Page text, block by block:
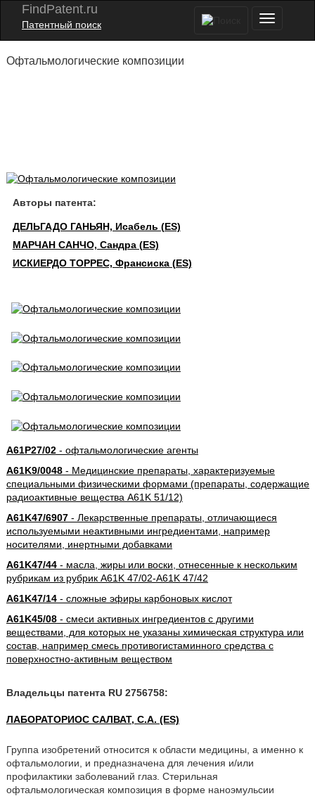
FindPatent.ru
Патентный поиск
Офтальмологические композиции
Авторы патента:
ДЕЛЬГАДО ГАНЬЯН, Исабель (ES)
МАРЧАН САНЧО, Сандра (ES)
ИСКИЕРДО ТОРРЕС, Франсиска (ES)
A61P27/02- офтальмологические агенты
A61K9/0048- Медицинские препараты, характеризуемые
специальными физическими формами (препараты, содержащие
радиоактивные вещества A61K 51/12)
A61K47/6907- Лекарственные препараты, отличающиеся
используемыми неактивными ингредиентами, например
носителями, инертными добавками
A61K47/44- масла, жиры или воски, отнесенные к нескольким
рубрикам из рубрик A61K 47/02-A61K 47/42
A61K47/14- сложные эфиры карбоновых кислот
A61K45/08- смеси активных ингредиентов с другими
веществами, для которых не указаны химическая структура или
состав, например смесь противогистаминного средства с
поверхностно-активным веществом
Владельцы патента RU 2756758:
ЛАБОРАТОРИОС САЛВАТ, С.А. (ES)
Группа изобретений относится к области медицины, а именно к
офтальмологии, и предназначена для лечения и/или
профилактики заболеваний глаз. Стерильная
офтальмологическая композиция в форме наноэмульсии